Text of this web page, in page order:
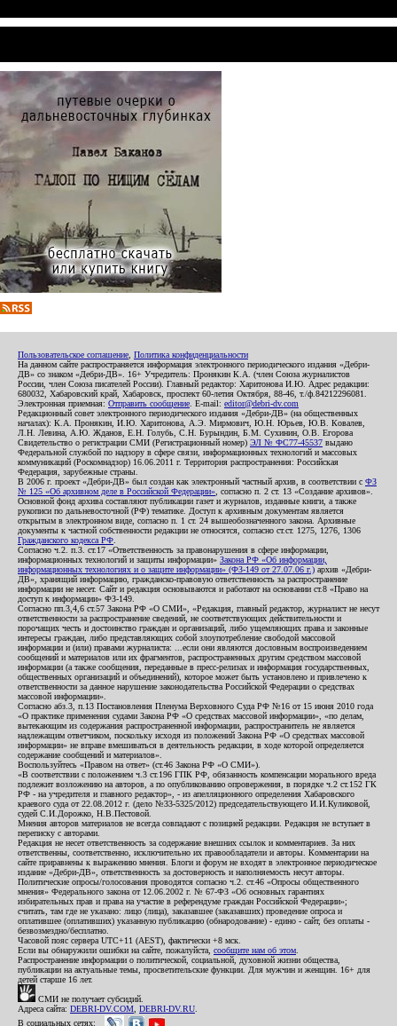
Пользовательское соглашение Политика конфиденциальности
На данном сайте распространяется информация электронного периодического издания «Дебри-
ДВ» со знаком «Дебри-ДВ». 16+ Учредитель: Пронякин К.А. (член Союза журналистов
России, член Союза писателей России). Главный редактор: Харитонова И.Ю. Адрес редакции:
680032, Хабаровский край, Хабаровск, проспект 60-летия Октября, 88-46, т./ф.84212296081.
Электронная приемная: Отправить сообщение . E-mail: editor@debri-dv.com
Редакционный совет электронного периодического издания «Дебри-ДВ» (на общественных
началах): К.А. Пронякин, И.Ю. Харитонова, А.Э. Мирмович, Ю.Н. Юрьев, Ю.В. Ковалев,
Л.Н. Левина, А.Ю. Жданов, Е.Н. Голубь, С.Н. Бурындин, Б.М. Сухинин, О.В. Егорова
Свидетельство о регистрации СМИ (Регистрационный номер) ЭЛ № ФС77-45537 выдано
Федеральной службой по надзору в сфере связи, информационных технологий и массовых
коммуникаций (Роскомнадзор) 16.06.2011 г. Территория распространения: Российская
Федерация, зарубежные страны.
В 2006 г. проект «Дебри-ДВ» был создан как электронный частный архив, в соответствии с ФЗ
№ 125 «Об архивном деле в Российской Федерации» , согласно п. 2 ст. 13 «Создание архивов».
Основной фонд архива составляют публикации газет и журналов, изданные книги, а также
рукописи по дальневосточной (РФ) тематике. Доступ к архивным документам является
открытым в электронном виде, согласно п. 1 ст. 24 вышеобозначенного закона. Архивные
документы к частной собственности редакции не относятся, согласно ст.ст. 1275, 1276, 1306
Гражданского кодекса РФ
Согласно ч.2. п.3. ст.17 «Ответственность за правонарушения в сфере информации,
информационных технологий и защиты информации» Закона РФ «Об информации,
информационных технологиях и о защите информации» (ФЗ-149 от 27.07.06 г.) архив «Дебри-
ДВ», хранящий информацию, гражданско-правовую ответственность за распространение
информации не несет. Сайт и редакция основываются и работают на основании ст.8 «Право на
доступ к информации» ФЗ-149.
Согласно пп.3,4,6 ст.57 Закона РФ «О СМИ», «Редакция, главный редактор, журналист не несут
ответственности за распространение сведений, не соответствующих действительности и
порочащих честь и достоинство граждан и организаций, либо ущемляющих права и законные
интересы граждан, либо представляющих собой злоупотребление свободой массовой
информации и (или) правами журналиста: ...если они являются дословным воспроизведением
сообщений и материалов или их фрагментов, распространенных другим средством массовой
информации (а также сообщения, переданные в пресс-релизах и информация государственных,
общественных организаций и объединений), которое может быть установлено и привлечено к
ответственности за данное нарушение законодательства Российской Федерации о средствах
массовой информации».
Согласно абз.3, п.13 Постановления Пленума Верховного Суда РФ №16 от 15 июня 2010 года
«О практике применения судами Закона РФ «О средствах массовой информации», «по делам,
вытекающим из содержания распространенной информации, распространитель не является
надлежащим ответчиком, поскольку исходя из положений Закона РФ «О средствах массовой
информации» не вправе вмешиваться в деятельность редакции, в ходе которой определяется
содержание сообщений и материалов».
Воспользуйтесь «Правом на ответ» (ст.46 Закона РФ «О СМИ»).
«В соответствии с положением ч.3 ст.196 ГПК РФ, обязанность компенсации морального вреда
подлежит возложению на авторов, а по опубликованию опровержения, в порядке ч.2 ст.152 ГК
РФ - на учредителя и главного редактор», - из апелляционного определения Хабаровского
краевого суда от 22.08.2012 г. (дело №33-5325/2012) председательствующего И.И.Куликовой,
судей С.И.Дорожко, Н.В.Пестовой.
Мнения авторов материалов не всегда совпадают с позицией редакции. Редакция не вступает в
переписку с авторами.
Редакция не несет ответственность за содержание внешних ссылок и комментариев. За них
ответственны, соответственно, исключительно их правообладатели и авторы. Комментарии на
сайте приравнены к выражению мнения. Блоги и форум не входят в электронное периодическое
издание «Дебри-ДВ», ответственность за достоверность и наполняемость несут авторы.
Политические опросы/голосования проводятся согласно ч.2. ст.46 «Опросы общественного
мнения» Федерального закона от 12.06.2002 г. № 67-ФЗ «Об основных гарантиях
избирательных прав и права на участие в референдуме граждан Российской Федерации»;
считать, там где не указано: лицо (лица), заказавшее (заказавших) проведение опроса и
оплатившее (оплативших) указанную публикацию (обнародование) - едино - сайт, без оплаты -
безвозмездно/бесплатно.
Часовой пояс сервера UTC+11 (AEST), фактически +8 мск.
Если вы обнаружили ошибки на сайте, пожалуйста, сообщите нам об этом
Распространение информации о политической, социальной, духовной жизни общества,
публикации на актуальные темы, просветительские функции. Для мужчин и женщин. 16+ для
детей старше 16 лет.
СМИ не получает субсидий.
Адреса сайта: DEBRI-DV.COM DEBRI-DV.RU
В социальных сетях: